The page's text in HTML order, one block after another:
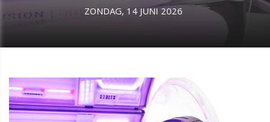
ZONDAG, 14 JUNI 2026